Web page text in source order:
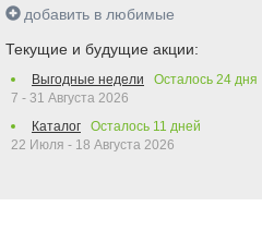
добавить в любимые
Текущие и будущие акции:
Выгодные недели Осталось 24 дня
7 - 31 Августа 2026
Каталог
Осталось 11 дней
22 Июля - 18 Августа 2026